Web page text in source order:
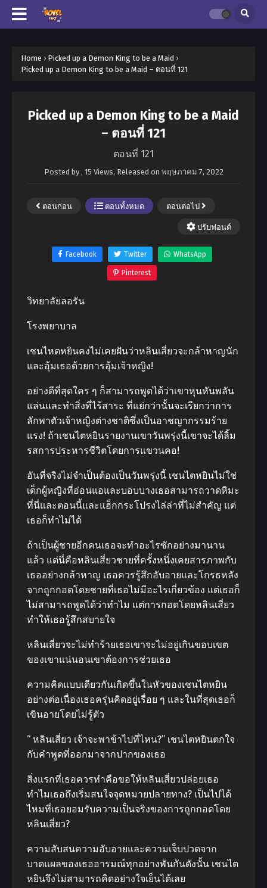
Home › Picked up a Demon King to be a Maid ›
Picked up a Demon King to be a Maid – ตอนที่ 121
Picked up a Demon King to be a Maid
– ตอนที่ 121
ตอนที่ 121
Posted by , 15 Views, Released on พฤษภาคม 7, 2022
ตอนก่อน ตอนทั้งหมด ตอนต่อไป
ปรับฟอนต์
Facebook Twitter WhatsApp
Pinterest
วิทยาลัยลอรัน
โรงพยาบาล
เชนไหตหยินคงไม่เคยฝันว่าหลินเสี่ยวจะกล้าหาญนัก
และอุ้มเธอด้วยการอุ้มเจ้าหญิง!
อย่างดีที่สุดใคร ๆ ก็สามารถพูดได้ว่าเขาหุนหันพลัน
แล่นและทำสิ่งที่ไร้สาระ ที่แย่กว่านั้นจะเรียกว่าการ
ลักพาตัวเจ้าหญิงต่างชาติซึ่งเป็นอาชญากรรมร้าย
แรง! ถ้าเชนไตหยินรายงานเขาวันพรุ่งนี้เขาจะได้ลิ้ม
รสการประหารชีวิตโดยการแขวนคอ!
อันที่จริงไม่จำเป็นต้องเป็นวันพรุ่งนี้ เชนไตหยินไม่ใช่
เด็กผู้หญิงที่อ่อนแอและบอบบางเธอสามารถวาดหิมะ
ที่นี่และตอนนี้และแฮ็กกระโปรงไล่ล่าที่ไม่สำคัญ แต่
เธอก็ทำไม่ได้
ถ้าเป็นผู้ชายอีกคนเธอจะทำอะไรซักอย่างมานาน
แล้ว แต่นี่คือหลินเสี่ยวชายที่ครั้งหนึ่งเคยสารภาพกับ
เธออย่างกล้าหาญ เธอควรรู้สึกอับอายและโกรธหลัง
จากถูกกอดโดยชายที่เธอไม่มีอะไรเกี่ยวข้อง แต่เธอก็
ไม่สามารถพูดได้ว่าทำไม แต่การกอดโดยหลินเสี่ยว
ทำให้เธอรู้สึกสบายใจ
หลินเสี่ยวจะไม่ทำร้ายเธอเขาจะไม่อยู่เกินขอบเขต
ของเขาแน่นอนเขาต้องการช่วยเธอ
ความคิดแบบเดียวกันเกิดขึ้นในหัวของเชนไตหยิน
อย่างต่อเนื่องเธอครุ่นคิดอยู่เรื่อย ๆ และในที่สุดเธอก็
เขินอายโดยไม่รู้ตัว
“ หลินเสี่ยว เจ้าจะพาข้าไปที่ไหน?” เชนไตหยินตกใจ
กับคำพูดที่ออกมาจากปากของเธอ
สิ่งแรกที่เธอควรทำคือขอให้หลินเสี่ยวปล่อยเธอ
ทำไมเธอถึงเริ่มสนใจจุดหมายปลายทาง? เป็นไปได้
ไหมที่เธอยอมรับความเป็นจริงของการถูกกอดโดย
หลินเสี่ยว?
ความสับสนความอับอายและความเจ็บปวดจาก
บาดแผลของเธออารมณ์ทุกอย่างพันกันดังนั้น เชนไต
หยินจึงไม่สามารถคิดอย่างใจเย็นได้เลย